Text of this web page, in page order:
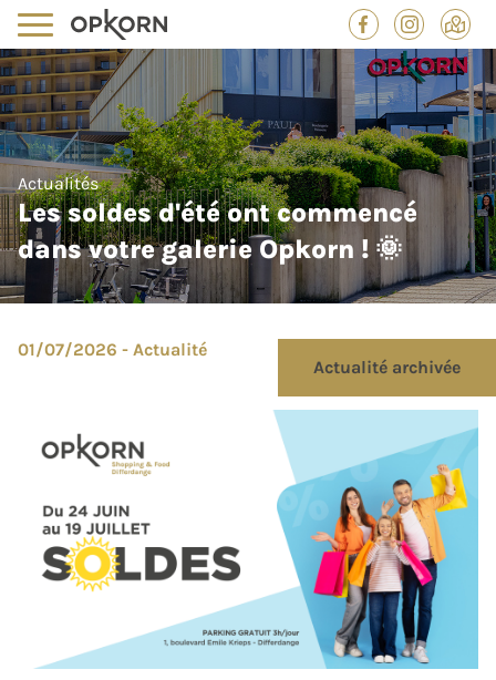
Actualités
Les soldes d'été ont commencé
dans votre galerie Opkorn ! 🌞
Actualité archivée
01/07/2026 - Actualité